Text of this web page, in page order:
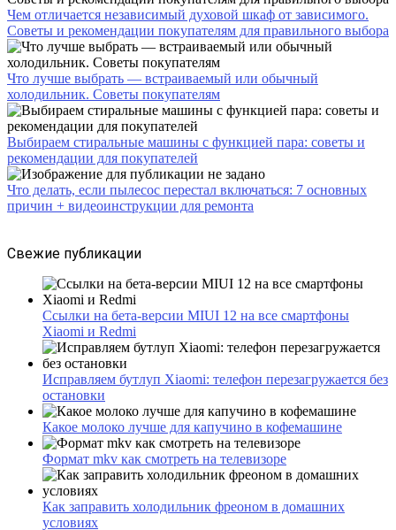
Чем отличается независимый духовой шкаф от зависимого.
Советы и рекомендации покупателям для правильного выбора
Что лучше выбрать — встраиваемый или обычный
холодильник. Советы покупателям
Выбираем стиральные машины с функцией пара: советы и
рекомендации для покупателей
Что делать, если пылесос перестал включаться: 7 основных
причин + видеоинструкции для ремонта
Свежие публикации
Ссылки на бета-версии MIUI 12 на все смартфоны
Xiaomi и Redmi
Исправляем бутлуп Xiaomi: телефон перезагружается без
остановки
Какое молоко лучше для капучино в кофемашине
Формат mkv как смотреть на телевизоре
Как заправить холодильник фреоном в домашних
условиях